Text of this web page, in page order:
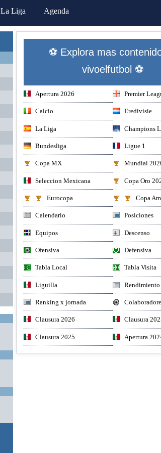
La Liga Agenda
⚽ Explora mas
vivoelfutbol ⚽
Apertura 2026 Premier
Calcio Eredivisie
La Liga Champions
Bundesliga Ligue 1
Copa MX Mundial
Seleccion Mexicana Copa Oro
Eurocopa Copa
Calendario Posiciones
Equipos Descenso
Ofensiva Defensiva
Tabla Local Tabla Visita
Liguilla Rendimiento
Ranking x jornada
Clausura 2026 Clausura
Clausura 2025 Apertura